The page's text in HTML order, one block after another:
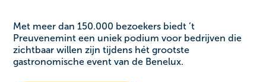
Met meer dan 150.000 bezoekers biedt ’t
Preuvenemint een uniek podium voor bedrijven die
zichtbaar willen zijn tijdens hét grootste
gastronomische event van de Benelux.